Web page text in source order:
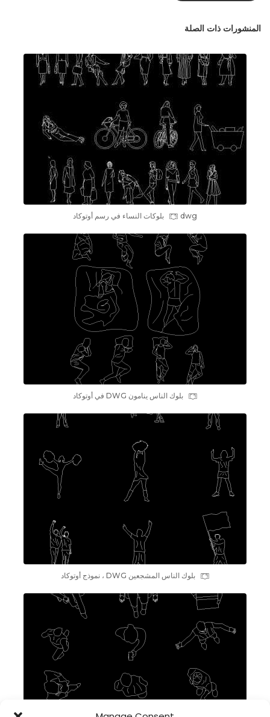
المنشورات ذات الصلة
dwg بلوکات النساء في رسم أوتوكاد
بلوك الناس ينامون DWG في أوتوكاد
بلوك الناس المشجعين DWG ، نموذج أوتوكاد